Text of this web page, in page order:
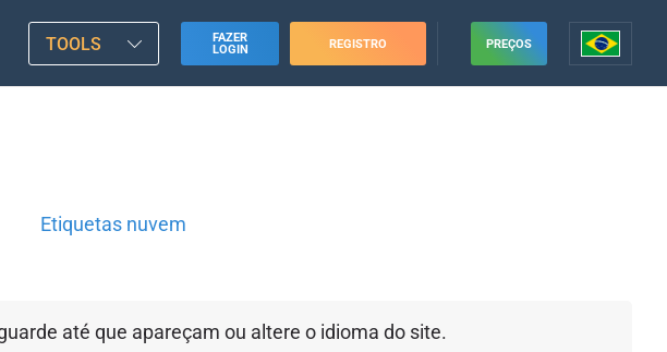
TOOLS
FAZER
LOGIN
REGISTRO PREÇOS
Etiquetas nuvem